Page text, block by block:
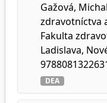
Gažová,
zdravotníctva
Fakulta
Ladislava,
DEA